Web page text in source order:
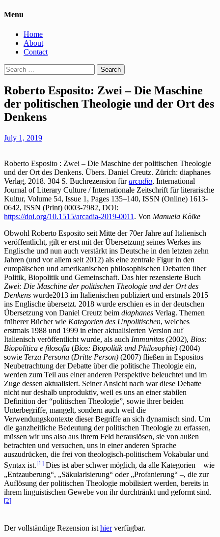
Menu
Home
About
Contact
Search
for:
Roberto Esposito: Zwei – Die Maschine
der politischen Theologie und der Ort des
Denkens
July 1, 2019
Roberto Esposito : Zwei – Die Maschine der politischen Theologie
und der Ort des Denkens. Übers. Daniel Creutz. Zürich: diaphanes
Verlag, 2018. 304 S. Buchrezension fürarcadia, International
Journal of Literary Culture / Internationale Zeitschrift für literarische
Kultur, Volume 54, Issue 1, Pages 135–140, ISSN (Online) 1613-
0642, ISSN (Print) 0003-7982, DOI:
https://doi.org/10.1515/arcadia-2019-0011 . Von Manuela Kölke
Obwohl Roberto Esposito seit Mitte der 70er Jahre auf Italienisch
veröffentlicht, gilt er erst mit der Übersetzung seines Werkes ins
Englische und nun auch verstärkt ins Deutsche in den letzten zehn
Jahren (und vor allem seit 2012) als eine zentrale Figur in den
europäischen und amerikanischen philosophischen Debatten über
Politik, Biopolitik und Gemeinschaft. Das hier rezensierte Buch
Zwei: Die Maschine der politischen Theologie und der Ort des
Denkens wurde2013 im Italienischen publiziert und erstmals 2015
ins Englische übersetzt. 2018 wurde erschien es in der deutschen
Übersetzung von Daniel Creutz beim diaphanes Verlag. Themen
früherer Bücher wie Kategorien des Unpolitischen, welches
erstmals 1988 und 1999 in einer aktualisierten Version auf
Italienisch veröffentlicht wurde, als auch Immunitas (2002), Bios:
Biopolitica e filosofia (Bios: Biopolitik und Philosophie) (2004)
sowie Terza Persona (Dritte Person) (2007) fließen in Espositos
Neubetrachtung der Debatte über die politische Theologie ein,
werden zum Teil aus einer anderen Perspektive beleuchtet und im
Zuge dessen aktualisiert. Seiner Ansicht nach war diese Debatte
nicht nur deshalb unproduktiv, weil es uns an einer stabilen
Definition der “politischen Theologie”, sowie ihrer beiden
Unterbegriffe, mangelt, sondern auch weil die
Verwendungskontexte dieser Begriffe an sich dynamisch sind. Um
die ganzheitliche Bedeutung der politischen Theologie zu erfassen,
müssen wir uns also aus ihrem Feld herauslösen, sie von außen
betrachten und versuchen, uns in einer anderen Sprache
auszudrücken, die frei von theologisch-politischem Vokabular und
Syntax ist.[1] Dies ist aber schwer möglich, da alle Kategorien – wie
„Entzauberung“, „Säkularisierung“ oder „Profanierung“ –, die zur
Auflösung der politischen Theologie mobilisiert werden, bereits in
ihrem linguistischen Gewebe von ihr durchtränkt und geformt sind.
[2]
Der vollständige Rezension ist hierverfügbar.